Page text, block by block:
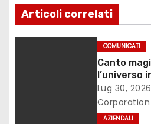
o
Articoli correlati
COMUNICATI
Canto
l’universo
Lilinanna
Lug 30, 2026
Corporation
AZIENDALI